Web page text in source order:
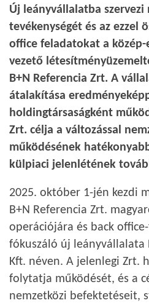
Új leányvállalatba szervezi
tevékenységét és az ezzel
office feladatokat a
vezető
B+N Referencia Zrt. A
átalakítása
holdingtársaságként
Zrt. célja a változással
működésének
külpiaci jelenlétének
2025. október 1-jén kezdi
B+N Referencia Zrt.
operációjára és back
fókuszáló új leányvállalata
Kft. néven. A jelenlegi Zrt.
folytatja működését, és a
nemzetközi befektetéseit,